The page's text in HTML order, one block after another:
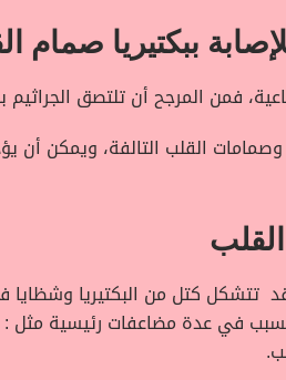
ببكتيريا صمام
فمن المرجح أن تلتصق
القلب التالفة، ويمكن أن
تتشكل كتل من البكتيريا
في عدة مضاعفات رئيسية مثل :